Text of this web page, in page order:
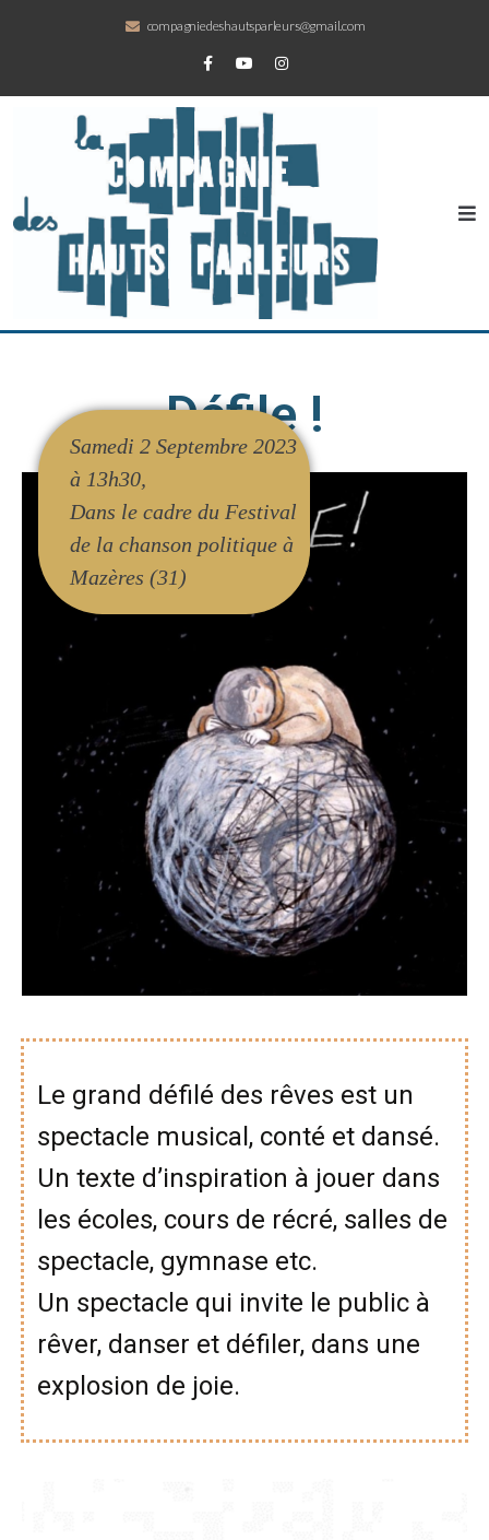
compagniedeshautsparleurs@gmail.com
Défile !
Samedi 2 Septembre 2023
à 13h30,
Dans le cadre du Festival
de la chanson politique à
Mazères (31)
Le grand défilé des rêves est un
spectacle musical, conté et dansé.
Un texte d’inspiration à jouer dans
les écoles, cours de récré, salles de
spectacle, gymnase etc.
Un spectacle qui invite le public à
rêver, danser et défiler, dans une
explosion de joie.